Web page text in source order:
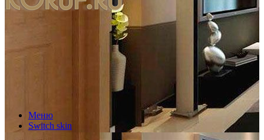
Меню
Switch skin